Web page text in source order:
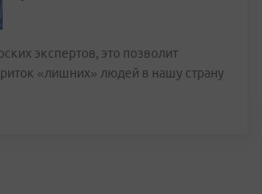
экспертов, это позволит
«лишних» людей в нашу страну